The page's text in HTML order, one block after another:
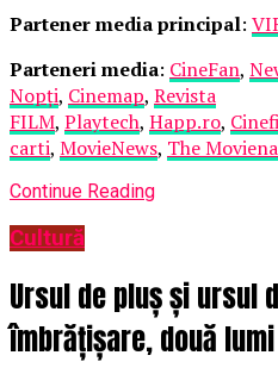
Partener media principal:
Parteneri media: CineFan,
Nopți, Cinemap, Revista
FILM, Playtech, Happ.ro,
carti, MovieNews, The
Continue Reading
Cultură
Ursul de pluș și ursul
îmbrățișare, două